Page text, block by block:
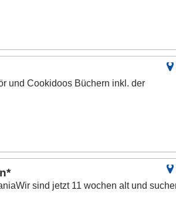
und Cookidoos Büchern inkl. der
sind jetzt 11 wochen alt und